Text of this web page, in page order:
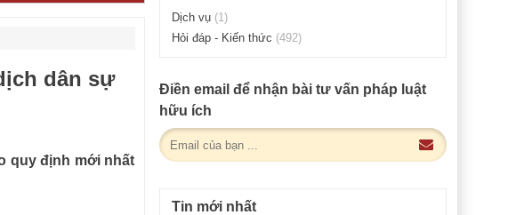
dân sự
quy định mới nhất
Dịch vụ (1)
Hỏi đáp - Kiến thức (492)
Điền email để nhận bài tư vấn pháp luật
hữu ích
Tin mới nhất